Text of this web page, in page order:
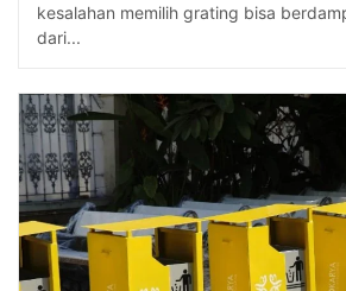
kesalahan memilih grating bisa
dari...